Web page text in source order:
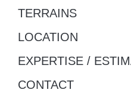
TERRAINS
LOCATION
EXPERTISE /
CONTACT